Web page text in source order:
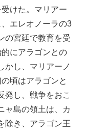
けた。マリアー
エレオノーラの3
の宮廷で教育を受
にアラゴンとの
かし、マリアーノ
頃はアラゴンと
発し、戦争をおこ
ャ島の領土は、カ
除き、アラゴン王